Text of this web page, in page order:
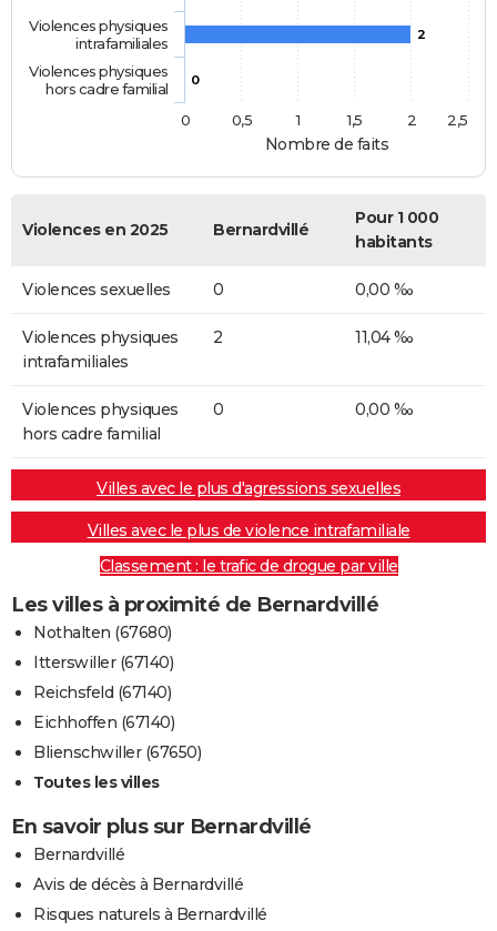
Nombre de faits
2
0
Violences physiques
intrafamiliales
Violences physiques
hors cadre familial
0
0,5 1 1,5 2 2,5
Violences en 2025 Bernardvillé
Pour 1 000
habitants
Violences sexuelles 0 0,00 ‰
Violences physiques
intrafamiliales
2 11,04 ‰
Violences physiques
hors cadre familial
0 0,00 ‰
Villes avec le plus d'agressions sexuelles
Villes avec le plus de violence intrafamiliale
Classement : le trafic de drogue par ville
Les villes à proximité de Bernardvillé
Nothalten (67680)
Itterswiller (67140)
Reichsfeld (67140)
Eichhoffen (67140)
Blienschwiller (67650)
Toutes les villes
En savoir plus sur Bernardvillé
Bernardvillé
Avis de décès à Bernardvillé
Risques naturels à Bernardvillé